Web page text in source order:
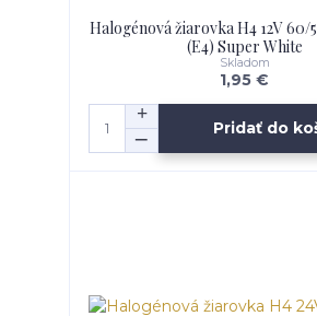
Halogénová žiarovka H4 12V 60/
(E4) Super White
1,95 €
Skladom
Pridať do